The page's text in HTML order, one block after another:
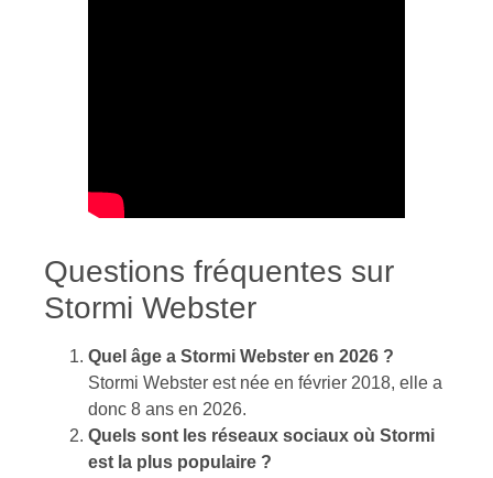
Questions fréquentes sur
Stormi Webster
Quel âge a Stormi Webster en 2026 ?
Stormi Webster est née en février 2018, elle a
donc 8 ans en 2026.
Quels sont les réseaux sociaux où Stormi
est la plus populaire ?